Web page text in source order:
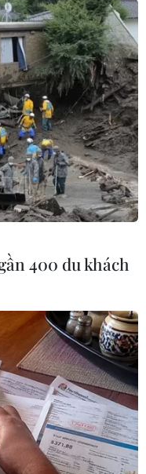
24/3/2020 của
(Vietnam+)
tối thiểu
trường
Sơn La
400 du khách